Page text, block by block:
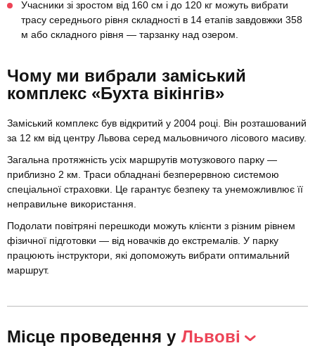
Учасники зі зростом від 160 см і до 120 кг можуть вибрати
трасу середнього рівня складності в 14 етапів завдовжки 358
м або складного рівня — тарзанку над озером.
Чому ми вибрали заміський
комплекс «Бухта вікінгів»
Заміський комплекс був відкритий у 2004 році. Він розташований
за 12 км від центру Львова серед мальовничого лісового масиву.
Загальна протяжність усіх маршрутів мотузкового парку —
приблизно 2 км. Траси обладнані безперервною системою
спеціальної страховки. Це гарантує безпеку та унеможливлює її
неправильне використання.
Подолати повітряні перешкоди можуть клієнти з різним рівнем
фізичної підготовки — від новачків до екстремалів. У парку
працюють інструктори, які допоможуть вибрати оптимальний
маршрут.
Місце проведення у Львові